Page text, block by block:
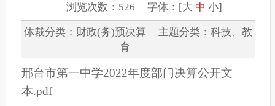
浏览次数：526 字体：[大 中 小]
体裁分类：财政(务)预决算 主题分类：科技、教
育
邢台市第一中学2022年度部门决算公开文
本.pdf